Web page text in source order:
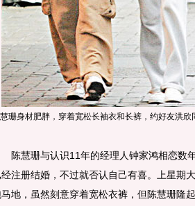
珊身材肥胖，穿着宽松长袖衣和长裤，约好友洪欣
慧珊与认识11年的经理人钟家鸿相恋数
经注册结婚，不过就否认自己有喜。上星期
马地，虽然刻意穿着宽松衣裤，但陈慧珊隆